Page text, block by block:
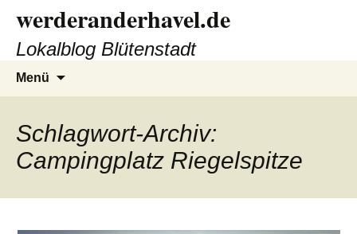
Inhalt
springen
werderanderhavel.de
Lokalblog Blütenstadt
Menü
Schlagwort-Archiv:
Campingplatz Riegelspitze